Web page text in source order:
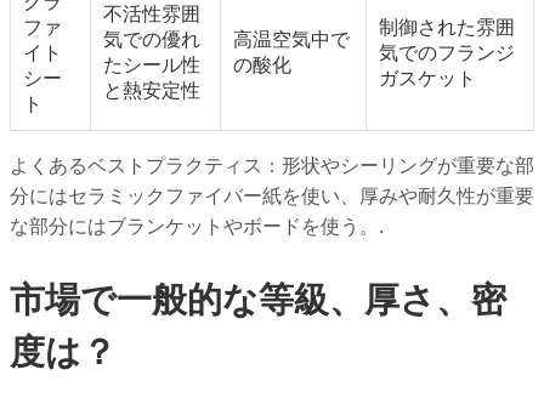
ファ
イト
シー
ト
不活性雰囲
気での優れ
たシール性
と熱安定性
高温空気中で
の酸化
制御された雰囲
気でのフランジ
ガスケット
よくあるベストプラクティス：形状やシーリングが重要な部
分にはセラミックファイバー紙を使い、厚みや耐久性が重要
な部分にはブランケットやボードを使う。.
市場で一般的な等級、厚さ、密
度は？